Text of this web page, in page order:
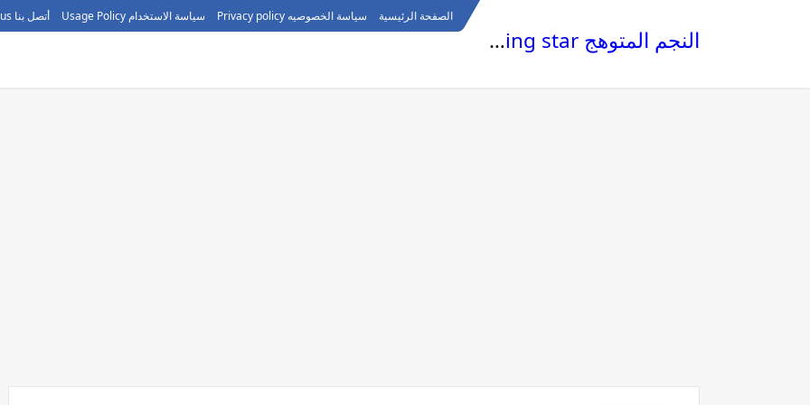
الصفحة الرئيسية سياسة الخصوصيه Privacy policy سياسة الاستخدام Usage Policy أتصل بنا call us
النجم المتوهج The glowing star